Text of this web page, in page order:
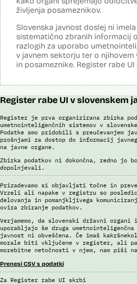
življenja posameznikov.
Slovenska javnost doslej ni
sistematično zbranih informacij
razlogih za uporabo
v javnem sektorju ter o njihovem
in posameznike. Register rabe
Register rabe UI v slovenskem
Register je prva organizirana zbirka
umetnointeligenčnih sistemov v
Podatke smo pridobili s preučevanjem
prošnjami za dostop do informacij
na javne organe.
Zbirka podatkov ni dokončna, redno jo
dopolnjevali.
Prizadevamo si objavljati točne in
Vrzeli ali napake v registru so
delovanja in pomanjkljivega
ovira zbiranje podatkov.
Verjamemo, da slovenski državni
uporabljajo še druga
javnost ni obveščena. Če imaš
morale biti vključene v register, ali pa
morebitne netočnosti v njem, nam piši na
Prenesi CSV s podatki
Za Register rabe UI skrbi